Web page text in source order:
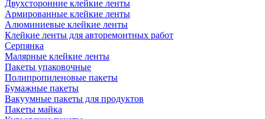
Двухсторонние клейкие ленты
Армированные клейкие ленты
Алюминиевые клейкие ленты
Клейкие ленты для авторемонтных работ
Серпянка
Малярные клейкие ленты
Пакеты упаковочные
Полипропиленовые пакеты
Бумажные пакеты
Вакуумные пакеты для продуктов
Пакеты майка